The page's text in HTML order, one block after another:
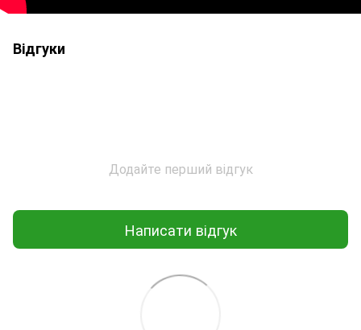
Відгуки
Додайте перший відгук
Написати відгук